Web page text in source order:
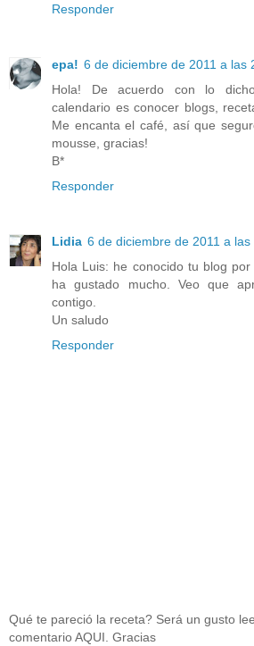
Responder
epa! 6 de diciembre de 2011 a las
Hola! De acuerdo con lo
calendario es conocer blogs,
Me encanta el café, así que
mousse, gracias!
B*
Responder
Lidia 6 de diciembre de 2011 a las
Hola Luis: he conocido tu blog
ha gustado mucho. Veo que
contigo.
Un saludo
Responder
Qué te pareció la receta? Será un gusto
comentario AQUI. Gracias